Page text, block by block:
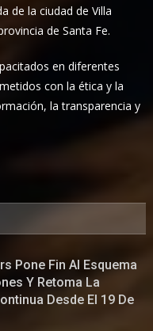
de la ciudad de Villa
de Santa Fe.
en diferentes
con la ética y la
la transparencia y
Pone Fin Al Esquema
Y Retoma La
Desde El 19 De